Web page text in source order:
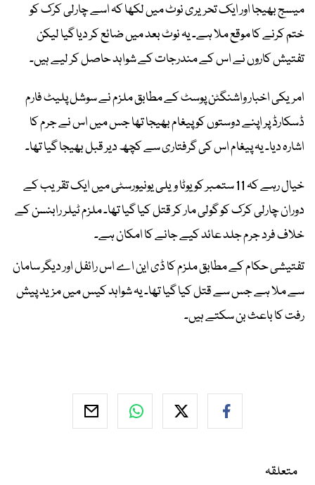
میسج بھیجا اور ایک تحریری نوٹ میں لکھا کہ اسے چارلی کرک کو
ختم کرنے کا موقع ملا ہے۔ یہ نوٹ بعد میں ضائع کر دیا گیا لیکن
تفتیش کاروں نے اس کے مندرجات کے شواہد حاصل کر لیے ہیں۔
امریکی اخبار واشنگٹن پوسٹ کے مطابق ملزم نے سوشل پلیٹ فارم
ڈسکارڈ پر اپنے دوستوں کو پیغام بھیجا تھا جس میں اس نے جرم کا
اشارہ دیا۔ یہ پیغام اس کی گرفتاری سے کچھ دیر قبل بھیجا گیا تھا۔
خیال رہے کہ 11 ستمبر کو یوٹا ویلی یونیورسٹی میں ایک تقریب کے
دوران چارلی کرک کو گولی مار کر قتل کیا گیا تھا۔ ملزم ٹیلر رابنسن کے
خلاف فرد جرم جلد عائد کیے جانے کا امکان ہے۔
تفتیشی حکام کے مطابق ملزم کا ڈی این اے اس رائفل اور دیگر سامان
سے ملا ہے جس سے قتل کیا گیا تھا۔ یہ شواہد کیس میں مزید پیش
رفت کا باعث بن سکتے ہیں۔
متعلقہ